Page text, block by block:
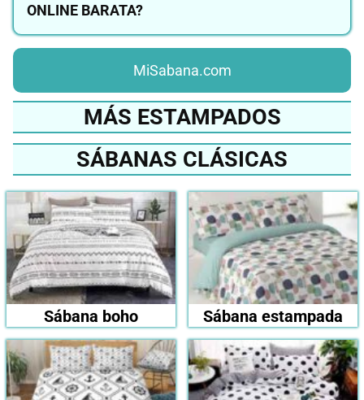
ONLINE BARATA?
MiSabana.com
MÁS ESTAMPADOS
SÁBANAS CLÁSICAS
Sábana boho Sábana estampada